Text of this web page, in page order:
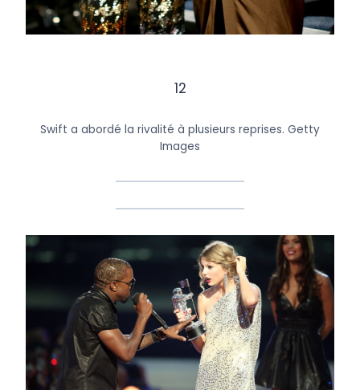
12
Swift a abordé la rivalité à plusieurs reprises. Getty
Images